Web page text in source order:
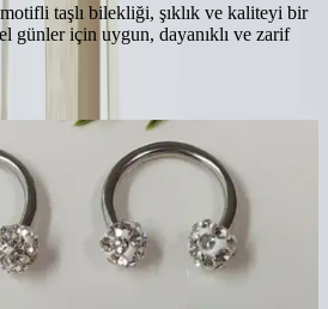
taşlı bilekliği, şıklık ve kaliteyi bir
günler için uygun, dayanıklı ve zarif